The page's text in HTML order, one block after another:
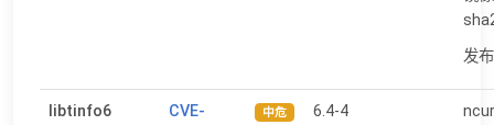
发
libtinfo6
CVE-
中危 6.4-4